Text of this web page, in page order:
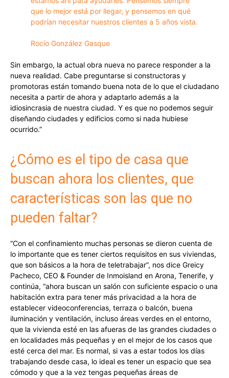
que lo mejor está por llegar, y pensemos en qué
podrían necesitar nuestros clientes a 5 años vista.
Rocío González Gasque
Sin embargo, la actual obra nueva no parece responder a la
nueva realidad. Cabe preguntarse si constructoras y
promotoras están tomando buena nota de lo que el ciudadano
necesita a partir de ahora y adaptarlo además a la
idiosincrasia de nuestra ciudad. Y es que no podemos seguir
diseñando ciudades y edificios como si nada hubiese
ocurrido.”
¿Cómo es el tipo de casa que
buscan ahora los clientes, que
características son las que no
pueden faltar?
“Con el confinamiento muchas personas se dieron cuenta de
lo importante que es tener ciertos requisitos en sus viviendas,
que son básicos a la hora de teletrabajar”, nos dice Greicy
Pacheco, CEO & Founder de Inmoisland en Arona, Tenerife, y
continúa, “ahora buscan un salón con suficiente espacio o una
habitación extra para tener más privacidad a la hora de
establecer videoconferencias, terraza o balcón, buena
iluminación y ventilación, incluso áreas verdes en el entorno,
que la vivienda esté en las afueras de las grandes ciudades o
en localidades más pequeñas y en el mejor de los casos que
esté cerca del mar. Es normal, si vas a estar todos los días
trabajando desde casa, lo ideal es tener un espacio que sea
cómodo y que a la vez tengas pequeñas áreas de